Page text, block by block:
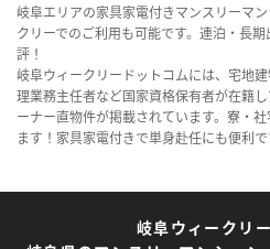
岐阜エリアの家具家電付きマンスリーマ
クリーでのご利用も可能です。連泊・長
評！
岐阜ウィークリードットコムには、宅地
理業務主任者など国家資格保有者が在籍
ーナー直物件が掲載されています。寮・
ます！家具家電付きで単身赴任にも便利で
岐阜ウィークリ